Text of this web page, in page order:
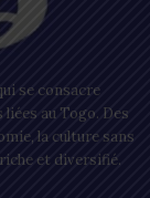
se consacre
au Togo. Des
la culture sans
et diversifié.